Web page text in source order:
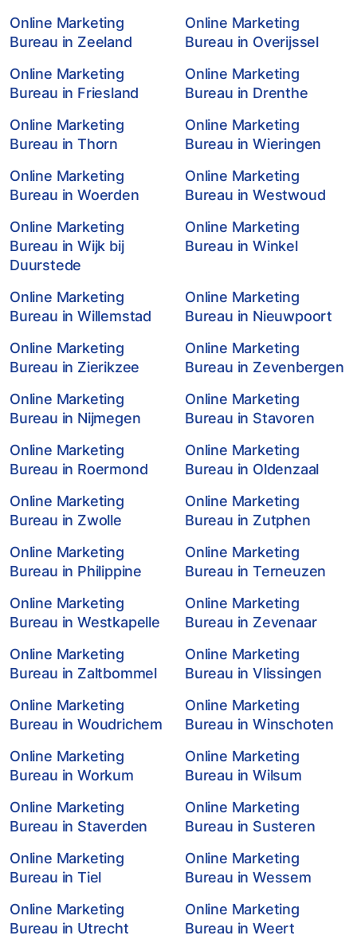
Online Marketing
Bureau in Zeeland
Online Marketing
Bureau in Overijssel
Online Marketing
Bureau in Friesland
Online Marketing
Bureau in Drenthe
Online Marketing
Bureau in Thorn
Online Marketing
Bureau in Wieringen
Online Marketing
Bureau in Woerden
Online Marketing
Bureau in Westwoud
Online Marketing
Bureau in Wijk bij
Duurstede
Online Marketing
Bureau in Winkel
Online Marketing
Bureau in Willemstad
Online Marketing
Bureau in Nieuwpoort
Online Marketing
Bureau in Zierikzee
Online Marketing
Bureau in Zevenbergen
Online Marketing
Bureau in Nijmegen
Online Marketing
Bureau in Stavoren
Online Marketing
Bureau in Roermond
Online Marketing
Bureau in Oldenzaal
Online Marketing
Bureau in Zwolle
Online Marketing
Bureau in Zutphen
Online Marketing
Bureau in Philippine
Online Marketing
Bureau in Terneuzen
Online Marketing
Bureau in Westkapelle
Online Marketing
Bureau in Zevenaar
Online Marketing
Bureau in Zaltbommel
Online Marketing
Bureau in Vlissingen
Online Marketing
Bureau in Woudrichem
Online Marketing
Bureau in Winschoten
Online Marketing
Bureau in Workum
Online Marketing
Bureau in Wilsum
Online Marketing
Bureau in Staverden
Online Marketing
Bureau in Susteren
Online Marketing
Bureau in Tiel
Online Marketing
Bureau in Wessem
Online Marketing
Bureau in Utrecht
Online Marketing
Bureau in Weert